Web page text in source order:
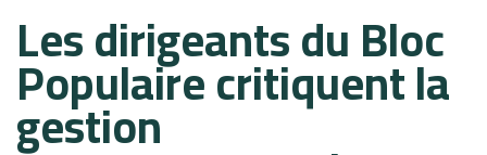
Les dirigeants du Bloc
Populaire critiquent la
gestion
on: